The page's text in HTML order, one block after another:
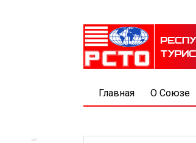
Главная О Союзе